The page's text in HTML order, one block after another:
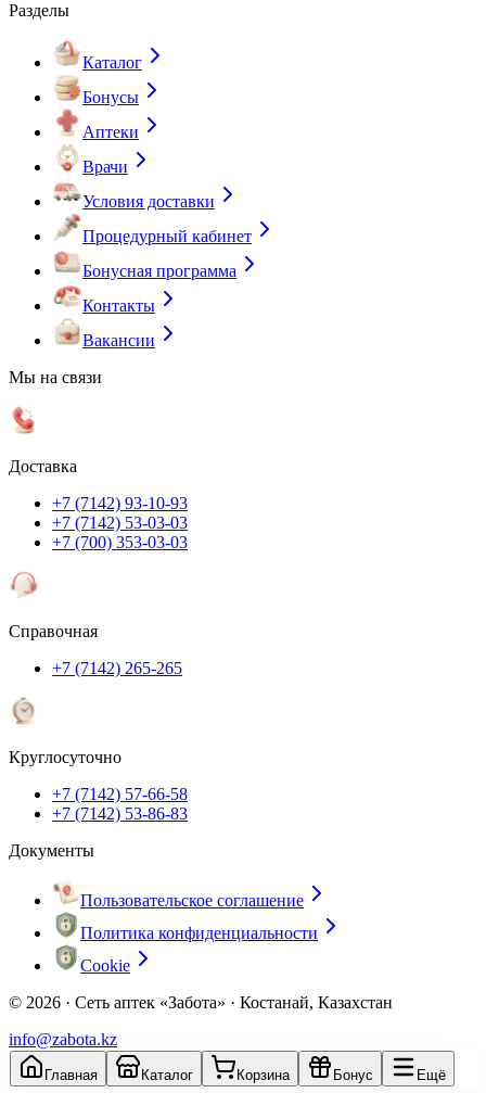
Разделы
Каталог
Бонусы
Аптеки
Врачи
Условия доставки
Процедурный кабинет
Бонусная программа
Контакты
Вакансии
Мы на связи
Доставка
+7 (7142) 93-10-93
+7 (7142) 53-03-03
+7 (700) 353-03-03
Справочная
+7 (7142) 265-265
Круглосуточно
+7 (7142) 57-66-58
+7 (7142) 53-86-83
Документы
Пользовательское соглашение
Политика конфиденциальности
Cookie
© 2026 · Сеть аптек «Забота» · Костанай, Казахстан
info@zabota.kz
Главная Каталог Корзина Бонус Ещё